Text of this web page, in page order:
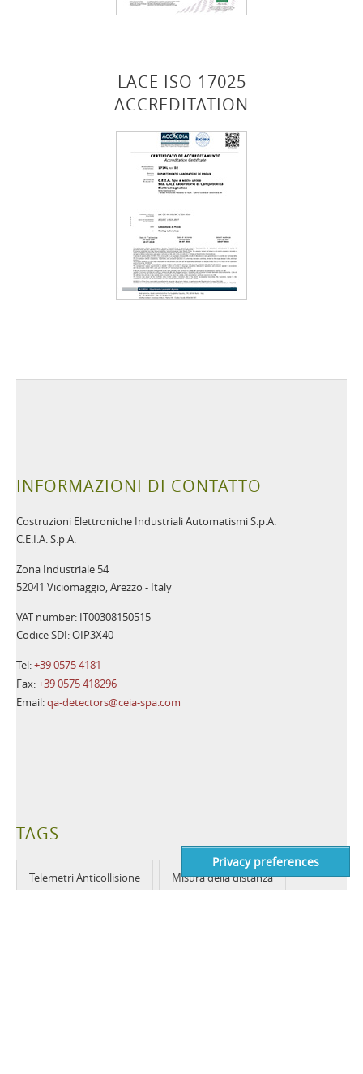
LACE ISO 17025
ACCREDITATION
INFORMAZIONI DI CONTATTO
Costruzioni Elettroniche Industriali Automatismi S.p.A.
C.E.I.A. S.p.A.
Zona Industriale 54
52041 Viciomaggio, Arezzo - Italy
VAT number: IT00308150515
Codice SDI: OIP3X40
Tel:+39 0575 4181
Fax:+39 0575 418296
Email:qa-detectors@ceia-spa.com
TAGS
Telemetri Anticollisione Misura della distanza